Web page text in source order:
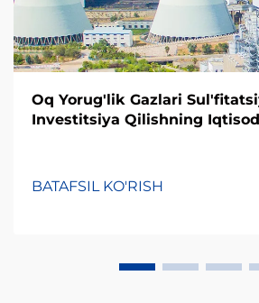
Oq Yorug'lik Gazlari
Investitsiya Qilishning
BATAFSIL KO'RISH